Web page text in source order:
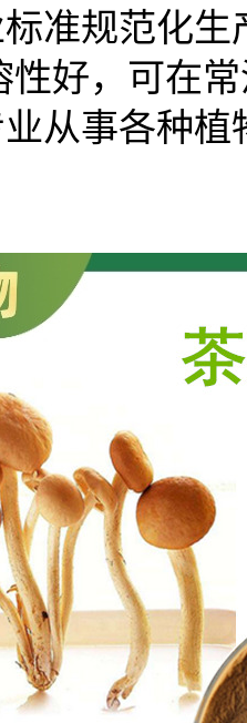
准规范化
性好，可在
从事各种